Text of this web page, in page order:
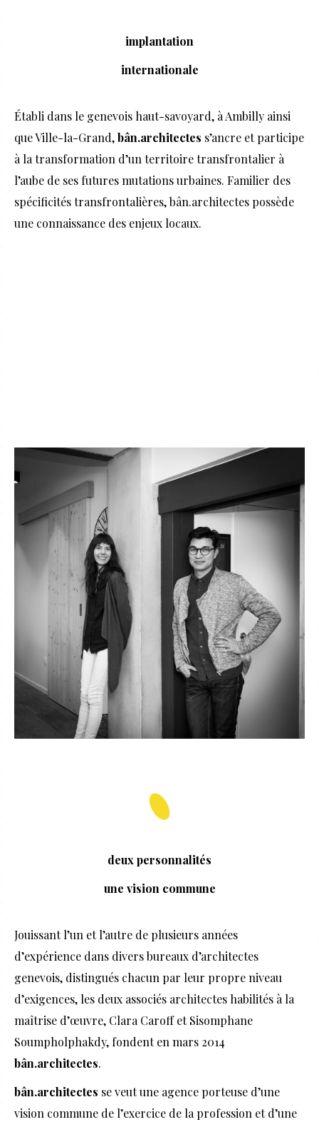
implantation
internationale
Établi dans le genevois haut-savoyard, à Ambilly ainsi
que Ville-la-Grand,bân.architectes s’ancre et participe
à la transformation d’un territoire transfrontalier à
l’aube de ses futures mutations urbaines. Familier des
spécificités transfrontalières, bân.architectes possède
une connaissance des enjeux locaux.
deux personnalités
une vision commune
Jouissant l’un et l’autre de plusieurs années
d’expérience dans divers bureaux d’architectes
genevois, distingués chacun par leur propre niveau
d’exigences, les deux associés architectes habilités à la
maîtrise d’œuvre, Clara Caroff et Sisomphane
Soumpholphakdy, fondent en mars 2014
bân.architectes.
bân.architectes se veut une agence porteuse d’une
vision commune de l’exercice de la profession et d’une